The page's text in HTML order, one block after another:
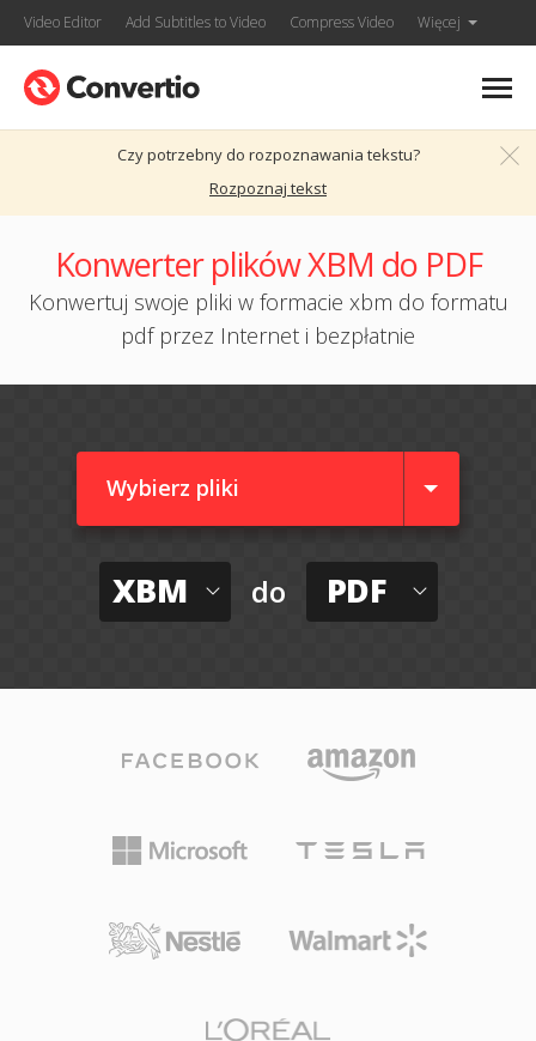
Video Editor Add Subtitles to Video Compress Video Więcej
Czy potrzebny do rozpoznawania tekstu?
Rozpoznaj tekst
Konwerter plików XBM do PDF
Konwertuj swoje pliki w formacie xbm do formatu
pdf przez Internet i bezpłatnie
Wybierz pliki
XBM do PDF